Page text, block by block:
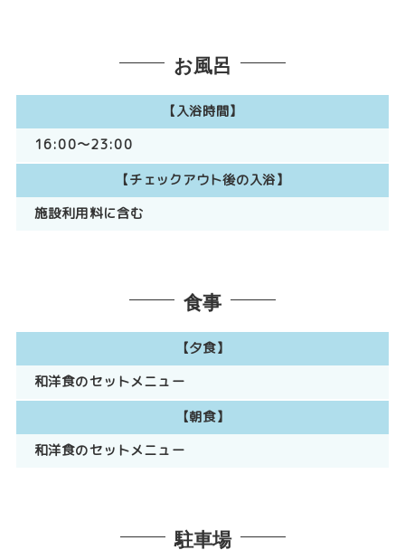
お風呂
【入浴時間】
16:00～23:00
【チェックアウト後の入浴】
施設利用料に含む
食事
【夕食】
和洋食のセットメニュー
【朝食】
和洋食のセットメニュー
駐車場